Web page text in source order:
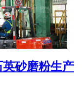
砂磨粉生产